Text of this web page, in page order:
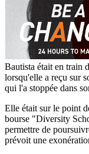
Bautista était en train
lorsqu'elle a reçu sur
qui l'a stoppée dans
Elle était sur le point
bourse "Diversity
permettre de
prévoit une